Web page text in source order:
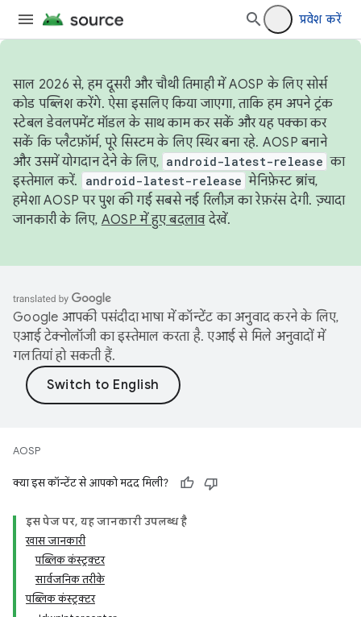
प्रवेश करें
साल 2026 से, हम दूसरी और चौथी तिमाही में AOSP के लिए सोर्स
कोड पब्लिश करेंगे. ऐसा इसलिए किया जाएगा, ताकि हम अपने ट्रंक
स्टेबल डेवलपमेंट मॉडल के साथ काम कर सकें और यह पक्का कर
सकें कि प्लैटफ़ॉर्म, पूरे सिस्टम के लिए स्थिर बना रहे. AOSP बनाने
और उसमें योगदान देने के लिए, android-latest-release का
इस्तेमाल करें.
android-latest-release मेनिफ़ेस्ट ब्रांच,
हमेशा AOSP पर पुश की गई सबसे नई रिलीज़ का रेफ़रंस देगी. ज़्यादा
जानकारी के लिए, AOSP में हुए बदलावदेखें.
Google आपकी पसंदीदा भाषा में कॉन्टेंट का अनुवाद करने के लिए,
एआई टेक्नोलॉजी का इस्तेमाल करता है. एआई से मिले अनुवादों में
गलतियां हो सकती हैं.
AOSP
क्या इस कॉन्टेंट से आपको मदद मिली?
इस पेज पर, यह जानकारी उपलब्ध है
खास जानकारी
पब्लिक कंस्ट्रक्टर
सार्वजनिक तरीके
पब्लिक कंस्ट्रक्टर